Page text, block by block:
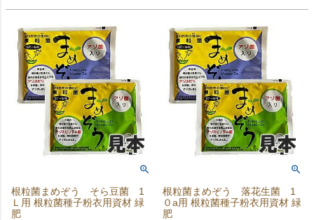
根粒菌まめぞう そら豆菌 1
Ｌ用 根粒菌種子粉衣用資材 緑
肥
根粒菌まめぞう 落花生菌 1
０a用 根粒菌種子粉衣用資材 緑
肥